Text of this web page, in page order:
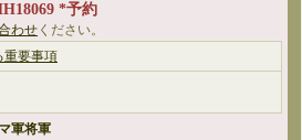
*予約
わせ ください。
重要事項
軍将軍